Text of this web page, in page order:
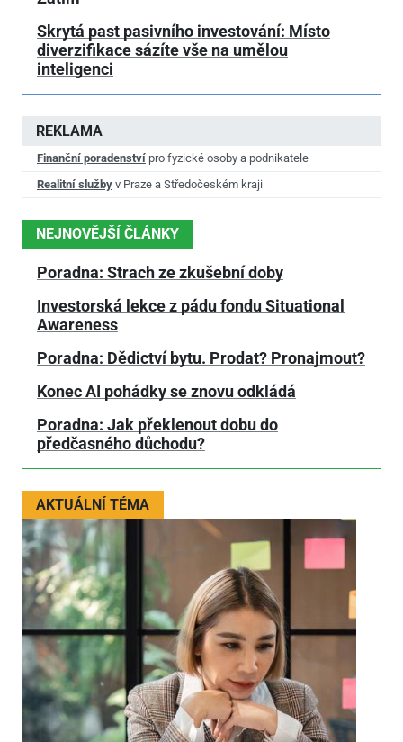
REKLAMA
Finanční poradenství pro fyzické osoby a podnikatele
Realitní služby v Praze a Středočeském kraji
NEJNOVĚJŠÍ ČLÁNKY
Poradna: Strach ze zkušební doby
Investorská lekce z pádu fondu Situational
Awareness
Poradna: Dědictví bytu. Prodat? Pronajmout?
Konec AI pohádky se znovu odkládá
Poradna: Jak překlenout dobu do
předčasného důchodu?
AKTUÁLNÍ TÉMA
Skrytá past pasivního investování: Místo
diverzifikace sázíte vše na umělou
inteligenci